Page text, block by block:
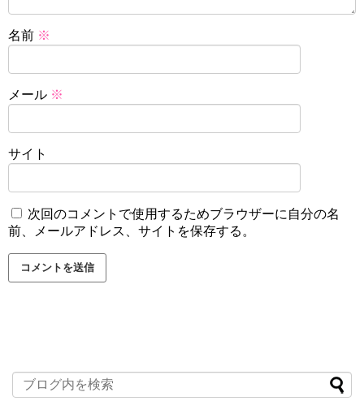
名前 ※
メール ※
サイト
次回のコメントで使用するためブラウザーに自分の名
前、メールアドレス、サイトを保存する。